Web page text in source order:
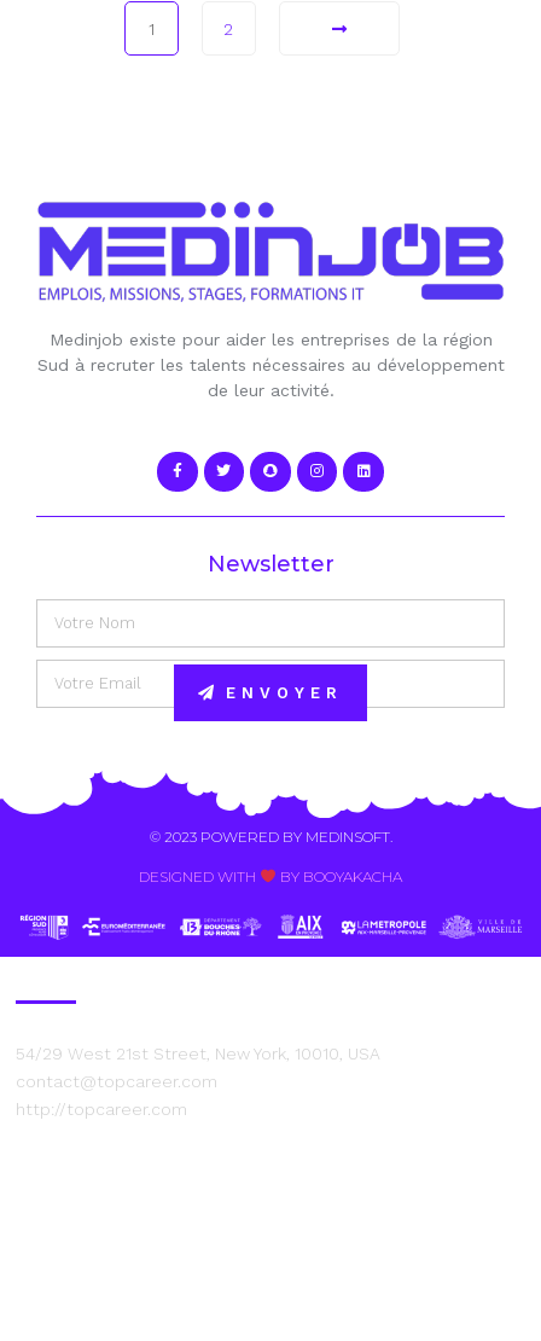
1 2
Medinjob existe pour aider les entreprises de la région
Sud à recruter les talents nécessaires au développement
de leur activité.
Newsletter
ENVOYER
© 2023 POWERED BY MEDINSOFT.
DESIGNED WITH BY BOOYAKACHA​
54/29 West 21st Street, New York, 10010, USA
contact@topcareer.com
http://topcareer.com